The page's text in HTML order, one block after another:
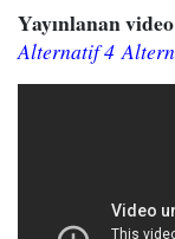
Yayınlanan
Alternatif 4